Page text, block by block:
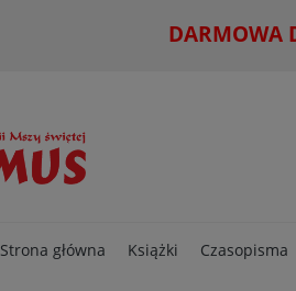
DARMOWA
Strona główna Książki Czasopisma